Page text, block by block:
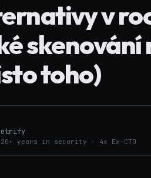
v
skenování
toho)
years in security · 4x Ex-CTO